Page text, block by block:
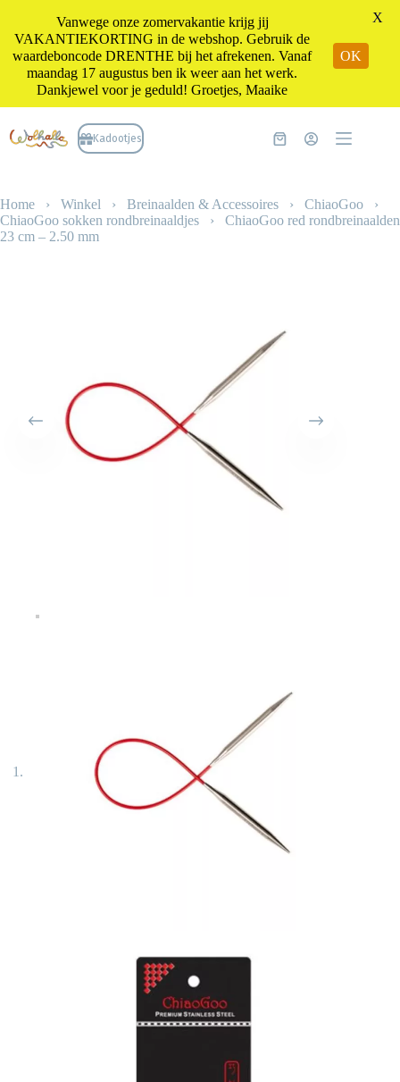
naar
de
Kadootjes Winkelwagen
Home › Winkel › Breinaalden & Accessoires › ChiaoGoo ›
ChiaoGoo sokken rondbreinaaldjes › ChiaoGoo red rondbreinaalden
23 cm – 2.50 mm
Vanwege onze zomervakantie krijg jij
VAKANTIEKORTING in de webshop. Gebruik de
waardeboncode DRENTHE bij het afrekenen. Vanaf
maandag 17 augustus ben ik weer aan het werk.
Dankjewel voor je geduld! Groetjes, Maaike
OK
X